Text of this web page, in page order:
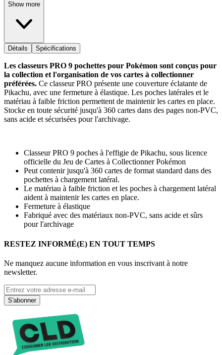
Show more
Détails Spécifications
Les classeurs PRO 9 pochettes pour Pokémon sont conçus pour
la collection et l'organisation de vos cartes à collectionner
préférées. Ce classeur PRO présente une couverture éclatante de
Pikachu, avec une fermeture à élastique. Les poches latérales et le
matériau à faible friction permettent de maintenir les cartes en place.
Stocke en toute sécurité jusqu'à 360 cartes dans des pages non-PVC,
sans acide et sécurisées pour l'archivage.
Classeur PRO 9 poches à l'effigie de Pikachu, sous licence
officielle du Jeu de Cartes à Collectionner Pokémon
Peut contenir jusqu'à 360 cartes de format standard dans des
pochettes à chargement latéral.
Le matériau à faible friction et les poches à chargement latéral
aident à maintenir les cartes en place.
Fermeture à élastique
Fabriqué avec des matériaux non-PVC, sans acide et sûrs
pour l'archivage
RESTEZ INFORMÉ(E) EN TOUT TEMPS
Ne manquez aucune information en vous inscrivant à notre
newsletter.
S'abonner